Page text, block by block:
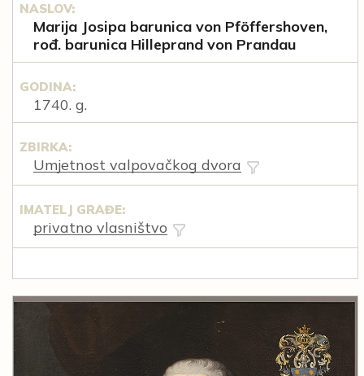
NASLOV:
Marija Josipa barunica von Pföffershoven,
rođ. barunica Hilleprand von Prandau
GODINA:
1740. g.
ZBIRKA:
Umjetnost valpovačkog dvora
IMATELJ GRAĐE:
privatno vlasništvo